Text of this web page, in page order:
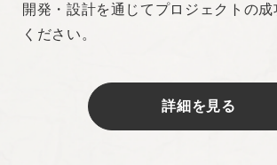
開発・設計を通じてプロジェクトの成
ください。
詳細を見る